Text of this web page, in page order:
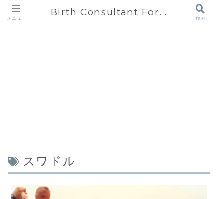
スワドル
メニュー
Birth Consultant For...
検索